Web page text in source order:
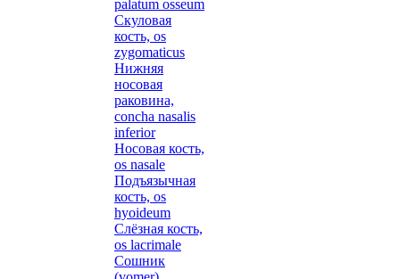
palatum osseum
Скуловая
кость, os
zygomaticus
Нижняя
носовая
раковина,
concha nasalis
inferior
Носовая кость,
os nasale
Подъязычная
кость, os
hyoideum
Слёзная кость,
os lacrimale
Сошник